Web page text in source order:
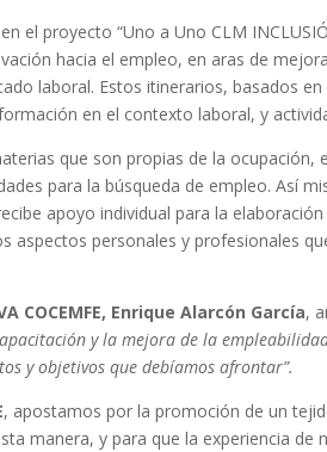
el proyecto “Uno a Uno CLM
hacia el empleo, en aras de
laboral. Estos itinerarios, basados
en el contexto laboral, y
que son propias de la ocupación,
para la búsqueda de empleo. Así
apoyo individual para la
aspectos personales y profesionales
COCEMFE, Enrique Alarcón García,
y la mejora de la
y objetivos que debíamos afrontar”.
, apostamos por la promoción de un
manera, y para que la experiencia